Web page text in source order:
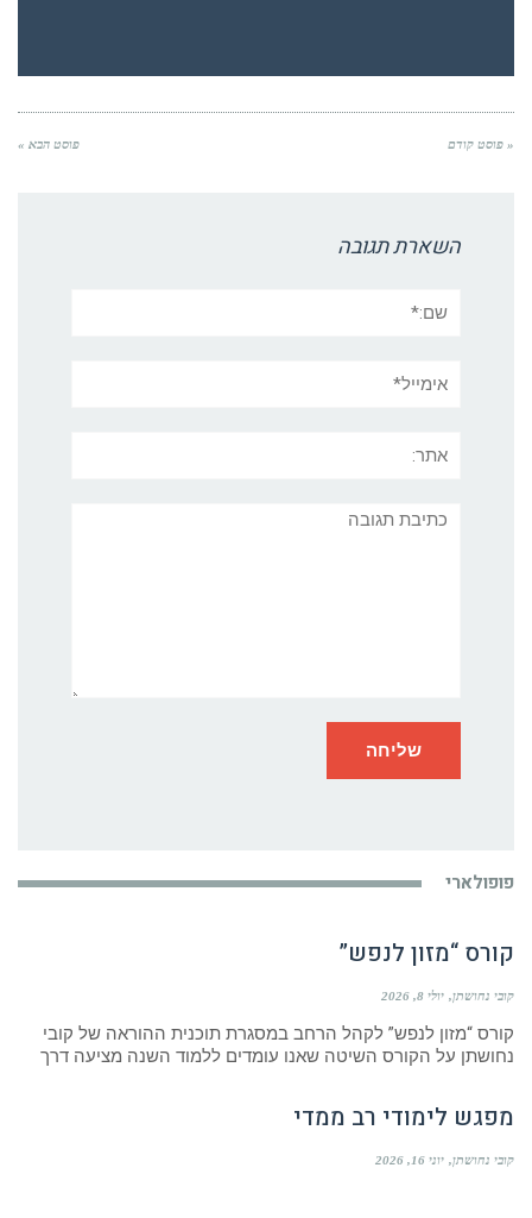
« פוסט קודם פוסט הבא »
השארת תגובה
תגובה
פופולארי
קורס “מזון לנפש”
קובי נחושתן יולי 8, 2026
קורס “מזון לנפש” לקהל הרחב במסגרת תוכנית ההוראה של קובי
נחושתן על הקורס השיטה שאנו עומדים ללמוד השנה מציעה דרך
מפגש לימודי רב ממדי
קובי נחושתן יוני 16, 2026